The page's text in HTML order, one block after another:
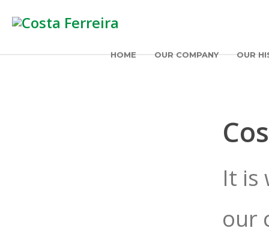
HOME OUR COMPANY OUR
It is
our